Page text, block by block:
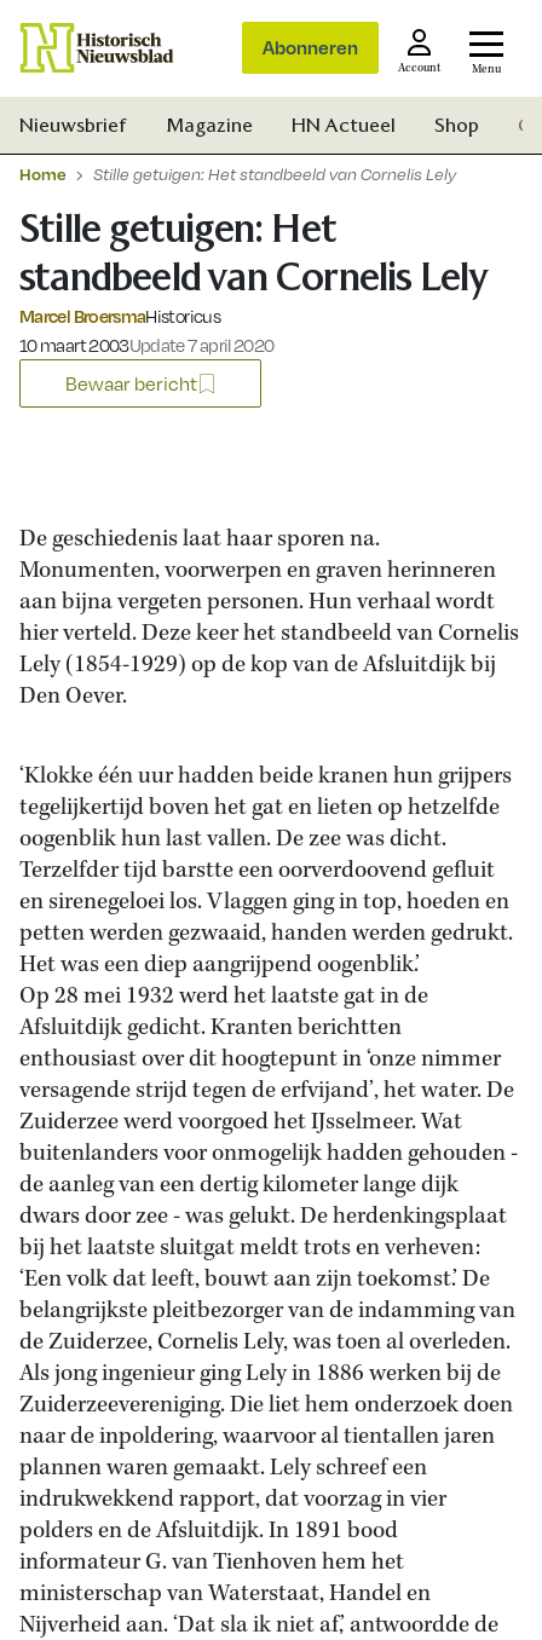
Abonneren
Account Menu
Nieuwsbrief Magazine HN Actueel Shop
Home Stille getuigen: Het standbeeld van Cornelis Lely
Stille getuigen: Het
standbeeld van Cornelis Lely
Marcel BroersmaHistoricus
Gepubliceerd op:
10 maart 2003Update 7 april 2020
Bewaar bericht
De geschiedenis laat haar sporen na.
Monumenten, voorwerpen en graven herinneren
aan bijna vergeten personen. Hun verhaal wordt
hier verteld. Deze keer het standbeeld van Cornelis
Lely (1854-1929) op de kop van de Afsluitdijk bij
Den Oever.
‘Klokke één uur hadden beide kranen hun grijpers
tegelijkertijd boven het gat en lieten op hetzelfde
oogenblik hun last vallen. De zee was dicht.
Terzelfder tijd barstte een oorverdoovend gefluit
en sirenegeloei los. Vlaggen ging in top, hoeden en
petten werden gezwaaid, handen werden gedrukt.
Het was een diep aangrijpend oogenblik.’
Op 28 mei 1932 werd het laatste gat in de
Afsluitdijk gedicht. Kranten berichtten
enthousiast over dit hoogtepunt in ‘onze nimmer
versagende strijd tegen de erfvijand’, het water. De
Zuiderzee werd voorgoed het IJsselmeer. Wat
buitenlanders voor onmogelijk hadden gehouden -
de aanleg van een dertig kilometer lange dijk
dwars door zee - was gelukt. De herdenkingsplaat
bij het laatste sluitgat meldt trots en verheven:
‘Een volk dat leeft, bouwt aan zijn toekomst.’ De
belangrijkste pleitbezorger van de indamming van
de Zuiderzee, Cornelis Lely, was toen al overleden.
Als jong ingenieur ging Lely in 1886 werken bij de
Zuiderzeevereniging. Die liet hem onderzoek doen
naar de inpoldering, waarvoor al tientallen jaren
plannen waren gemaakt. Lely schreef een
indrukwekkend rapport, dat voorzag in vier
polders en de Afsluitdijk. In 1891 bood
informateur G. van Tienhoven hem het
ministerschap van Waterstaat, Handel en
Nijverheid aan. ‘Dat sla ik niet af,’ antwoordde de